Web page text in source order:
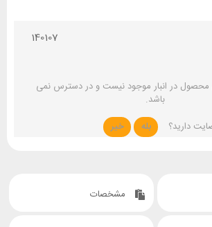
140107
محصول در انبار موجود نیست و در دسترس نمی
باشد.
دارید؟
بله خیر
مشخصات